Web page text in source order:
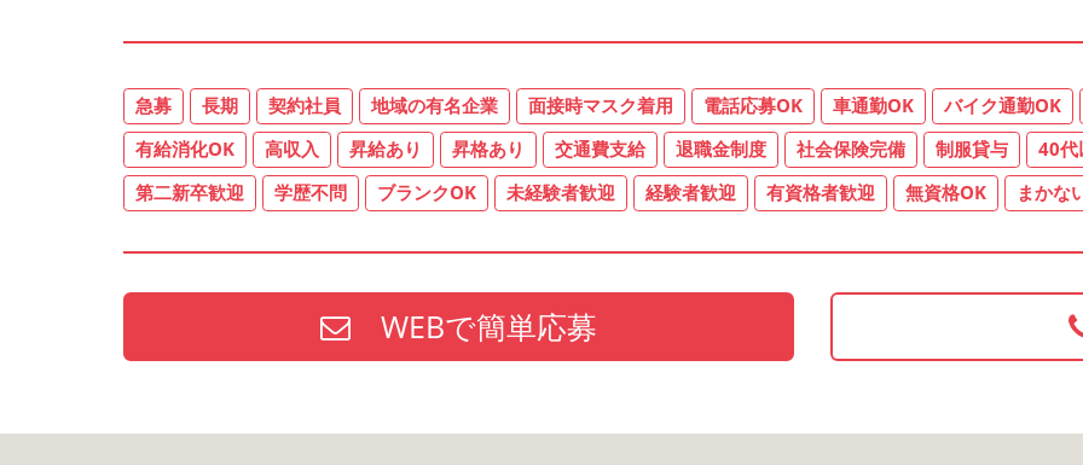
急募 長期 契約社員 地域の有名企業 面接時マスク着用 電話応募OK 車通勤OK
バイク通勤OK
有給消化OK
高収入 昇給あり 昇格あり 交通費支給 退職金制度 社会保険完備 制服貸与
40代
第二新卒歓迎
学歴不問 ブランクOK 未経験者歓迎 経験者歓迎 有資格者歓迎 無資格OK まかな
WEBで簡単応募